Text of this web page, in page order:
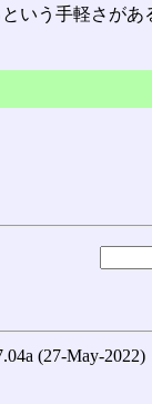
いう手軽さが
(27-May-2022)